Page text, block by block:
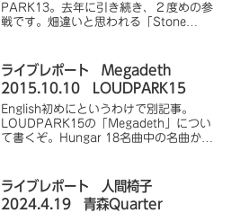
PARK13。去年に引き続き、２度めの参
戦です。畑違いと思われる「Stone
ンしたりと、今年は...
ライブレポート Megadeth
2015.10.10 LOUDPARK15
English初めにというわけで別記事。
LOUDPARK15の「Megadeth」につい
て書くぞ。Hungar 18名曲中の名曲から
ロディアスな前半、後半の怒涛のギタ
ー...
ライブレポート 人間椅子
2024.4.19 青森Quarter